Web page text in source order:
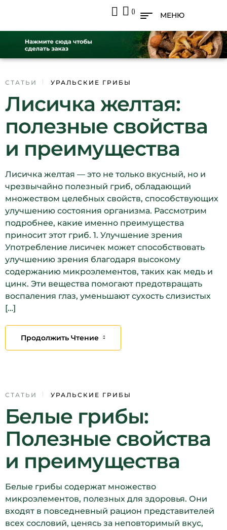
() МЕНЮ
31
ЯНВ
СТАТЬИ УРАЛЬСКИЕ ГРИБЫ
Лисичка желтая:
полезные свойства
и преимущества
Лисичка желтая — это не только вкусный, но и
чрезвычайно полезный гриб, обладающий
множеством целебных свойств, способствующих
улучшению состояния организма. Рассмотрим
подробнее, какие именно преимущества
приносит этот гриб. 1. Улучшение зрения
Употребление лисичек может способствовать
улучшению зрения благодаря высокому
содержанию микроэлементов, таких как медь и
цинк. Эти вещества помогают предотвращать
воспаления глаз, уменьшают сухость слизистых
[…]
Продолжить Чтение
28
ЯНВ
СТАТЬИ УРАЛЬСКИЕ ГРИБЫ
Белые грибы:
Полезные свойства
и преимущества
Белые грибы содержат множество
микроэлементов, полезных для здоровья. Они
входят в повседневный рацион представителей
всех сословий, ценясь за неповторимый вкус,